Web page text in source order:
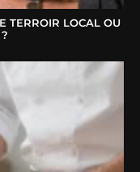
TERROIR LOCAL OU